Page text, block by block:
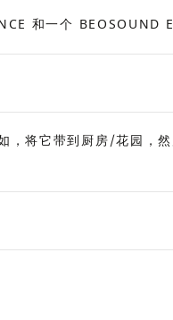
和一个 BEOSOUND
，将它带到厨房/花园，